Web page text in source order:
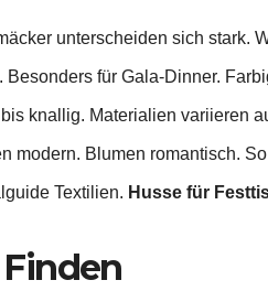
unterscheiden sich stark.
für Gala-Dinner.
knallig. Materialien variieren
modern. Blumen romantisch.
Textilien. Husse für